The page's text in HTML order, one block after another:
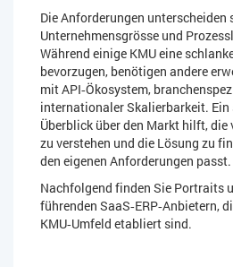
Die Anforderungen unterscheiden
Unternehmensgrösse und
Während einige KMU eine
bevorzugen, benötigen andere
mit API‑Ökosystem,
internationaler Skalierbarkeit.
Überblick über den Markt hilft, die
zu verstehen und die Lösung zu
den eigenen Anforderungen passt.
Nachfolgend finden Sie Portraits
führenden SaaS‑ERP‑Anbietern,
KMU‑Umfeld etabliert sind.